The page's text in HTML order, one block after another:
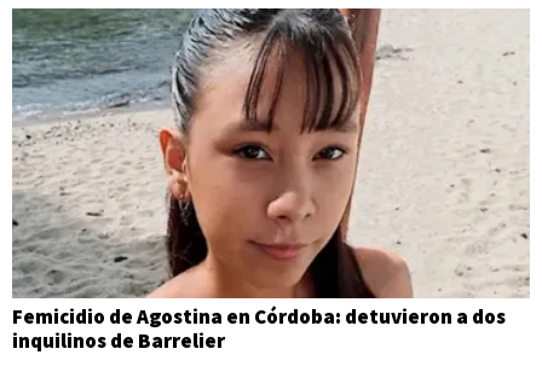
Femicidio de Agostina en Córdoba: detuvieron a dos
inquilinos de Barrelier